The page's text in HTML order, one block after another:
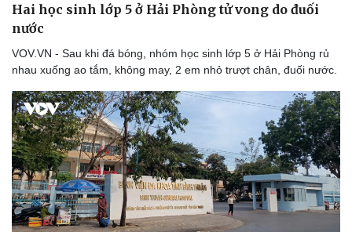
Du lịch
Tư vấn
Săn Tour
check-in
Podcast
Câu chuyện thời sự
Đọc truyện đêm khuya
Cửa sổ tình yêu
Kể chuyện cho bé
Hạt giống tâm hồn
Hai học sinh lớp 5 ở Hải Phòng tử vong do đuối
nước
VOV.VN - Sau khi đá bóng, nhóm học sinh lớp 5 ở Hải Phòng rủ
nhau xuống ao tắm, không may, 2 em nhỏ trượt chân, đuối nước.